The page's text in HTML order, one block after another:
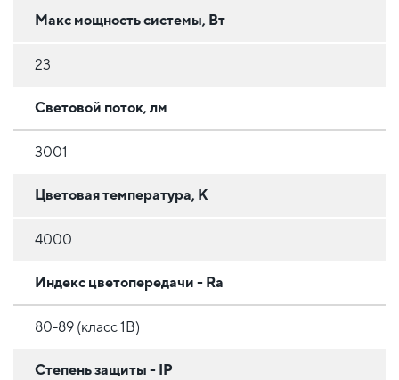
Макс мощность системы, Вт
23
Световой поток, лм
3001
Цветовая температура, К
4000
Индекс цветопередачи - Ra
80-89 (класс 1B)
Степень защиты - IP